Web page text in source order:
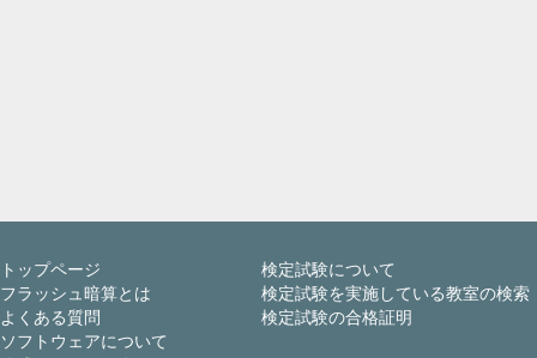
トップページ
フラッシュ暗算とは
よくある質問
ソフトウェアについて
検定試験について
検定試験を実施している教室の検索
検定試験の合格証明